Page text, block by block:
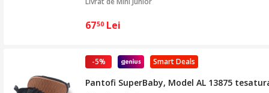
6750 Lei
Smart Deals
-5%
Pantofi SuperBaby, Model AL 13875